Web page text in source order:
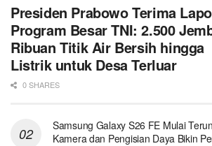
Presiden Prabowo Terima
Program Besar TNI: 2.500
Ribuan Titik Air Bersih hingga
Listrik untuk Desa Terluar
0 SHARES
Samsung Galaxy S26 FE Mulai
Kamera dan Pengisian Daya Bikin